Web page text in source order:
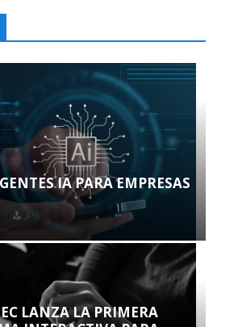
IA PARA EMPRESAS
LANZA LA PRIMERA